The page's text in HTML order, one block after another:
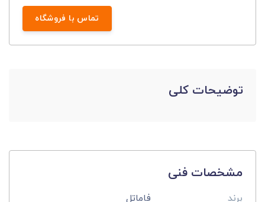
تماس با فروشگاه
توضیحات کلی
مشخصات فنی
برند فاماتل